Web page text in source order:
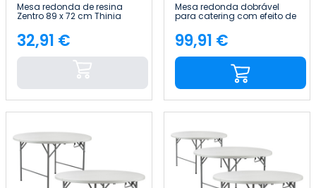
Mesa redonda de resina
Zentro 89 x 72 cm Thinia
Preço
32,91 €
Mesa redonda dobrável
para catering com efeito de
granito, 150 x 74 cm Thinia
Home
Preço
99,91 €